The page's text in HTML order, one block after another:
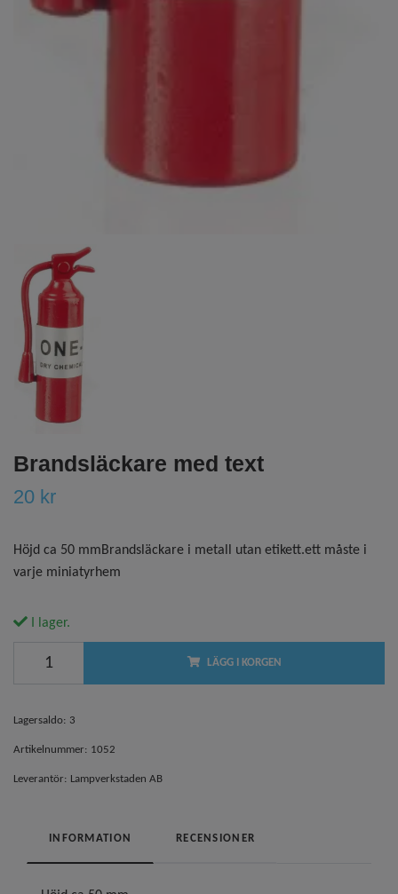
Brandsläckare med text
20 kr
Höjd ca 50 mmBrandsläckare i metall utan etikett.ett måste i
varje miniatyrhem
I lager.
LÄGG I KORGEN
Lagersaldo: 3
Artikelnummer: 1052
Leverantör: Lampverkstaden AB
INFORMATION RECENSIONER